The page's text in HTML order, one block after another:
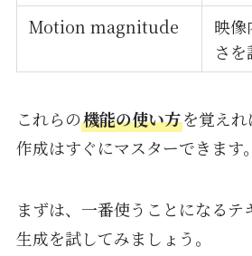
Motion magnitude
映像
さ
これらの機能の使い方を覚え
作成はすぐにマスターできます。
まずは、一番使うことになるテ
生成を試してみましょう。